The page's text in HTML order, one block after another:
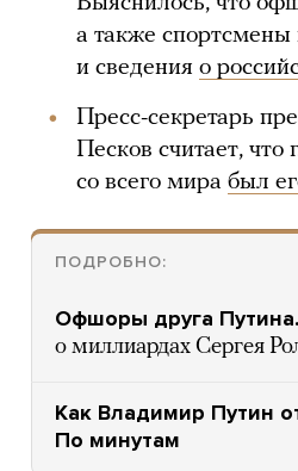
а также
и сведения о
Пресс-секретарь
Песков считает,
со всего мира был
ПОДРОБНО:
Офшоры друга
о миллиардах Сергея
Как Владимир Путин
По минутам